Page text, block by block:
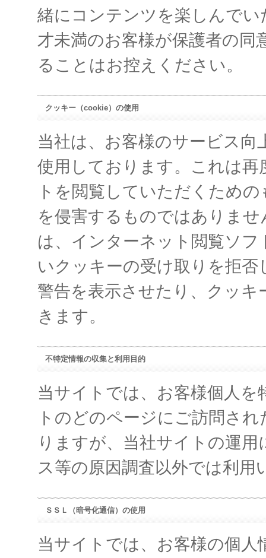
緒にコンテンツを楽しんで
才未満のお客様が保護者の
ることはお控えください。
クッキー（cookie）の使用
当社は、お客様のサービス
使用しております。これは
トを閲覧していただくため
を侵害するものではありま
は、インターネット閲覧ソ
いクッキーの受け取りを拒
警告を表示させたり、クッ
きます。
不特定情報の収集と利用目的
当サイトでは、お客様個人
トのどのページにご訪問さ
りますが、当社サイトの運
ス等の原因調査以外では利用
ＳＳＬ（暗号化通信）の使用
当サイトでは、お客様の個